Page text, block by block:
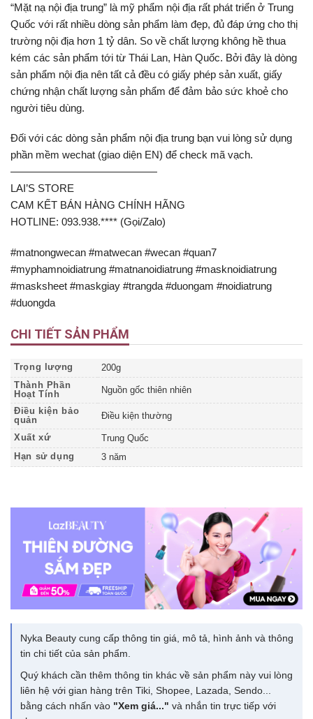
“Mặt nạ nội địa trung” là mỹ phẩm nội địa rất phát triển ở Trung
Quốc với rất nhiều dòng sản phẩm làm đẹp, đủ đáp ứng cho thị
trường nội địa hơn 1 tỷ dân. So về chất lượng không hề thua
kém các sản phẩm tới từ Thái Lan, Hàn Quốc. Bởi đây là dòng
sản phẩm nội địa nên tất cả đều có giấy phép sản xuất, giấy
chứng nhận chất lượng sản phẩm để đảm bảo sức khoẻ cho
người tiêu dùng.
Đối với các dòng sản phẩm nội địa trung bạn vui lòng sử dụng
phần mềm wechat (giao diện EN) để check mã vạch.
——————————————
LAI’S STORE
CAM KẾT BÁN HÀNG CHÍNH HÃNG
HOTLINE: 093.938.**** (Gọi/Zalo)
#matnongwecan #matwecan #wecan #quan7
#myphamnoidiatrung #matnanoidiatrung #masknoidiatrung
#masksheet #maskgiay #trangda #duongam #noidiatrung
#duongda
CHI TIẾT SẢN PHẨM
Trọng lượng
200g
Thành Phần
Hoạt Tính
Nguồn gốc thiên nhiên
Điều kiện bảo
quản
Điều kiện thường
Xuất xứ
Trung Quốc
Hạn sử dụng
3 năm
Nyka Beauty cung cấp thông tin giá, mô tả, hình ảnh và thông
tin chi tiết của sản phẩm.
Quý khách cần thêm thông tin khác về sản phẩm này vui lòng
liên hệ với gian hàng trên Tiki, Shopee, Lazada, Sendo...
bằng cách nhấn vào "Xem giá..." và nhắn tin trực tiếp với